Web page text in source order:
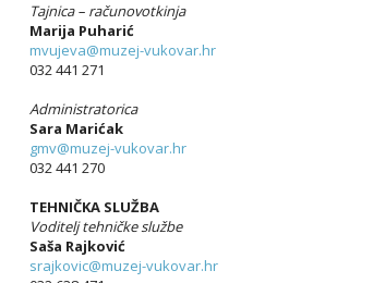
Tajnica – računovotkinja
Marija Puharić
mvujeva@muzej-vukovar.hr
032 441 271
Administratorica
Sara Marićak
gmv@muzej-vukovar.hr
032 441 270
TEHNIČKA SLUŽBA
Voditelj tehničke službe
Saša Rajković
srajkovic@muzej-vukovar.hr